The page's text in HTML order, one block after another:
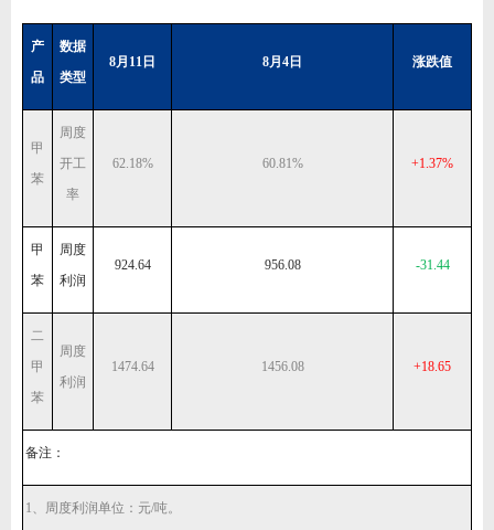
产
品
数据
类型
8月11日 8月4日 涨跌值
甲
苯
周度
开工
率
62.18% 60.81% +1.37%
甲
苯
周度
利润
924.64 956.08 -31.44
二
甲
苯
周度
利润
1474.64 1456.08 +18.65
备注：
1、周度利润单位：元/吨。